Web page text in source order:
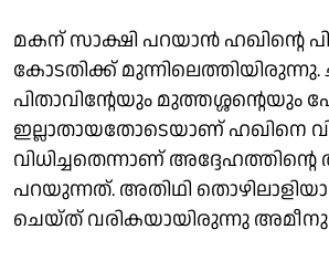
മകന് സാക്ഷി പറയാന്‍ ഹഖിന്റെ
കോടതിക്ക് മുന്നിലെത്തിയിരുന്നു.
പിതാവിന്റേയും മുത്തശ്ശന്റെയും
ഇല്ലാതായതോടെയാണ് ഹഖിനെ
വിധിച്ചതെന്നാണ്
പറയുന്നത്. അതിഥി
ചെയ്ത് വരികയായിരുന്നു